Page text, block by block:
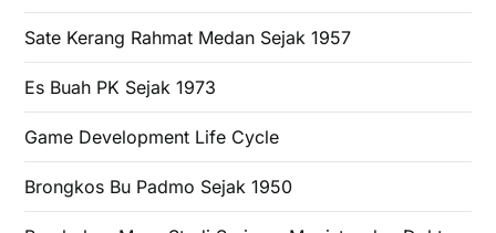
Sate Kerang Rahmat Medan Sejak 1957
Es Buah PK Sejak 1973
Game Development Life Cycle
Brongkos Bu Padmo Sejak 1950